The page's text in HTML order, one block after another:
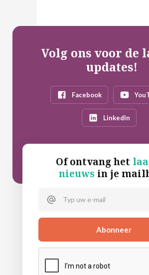
Volg ons voor de
updates!
Facebook
LinkedIn
Of ontvang het
nieuwsin je